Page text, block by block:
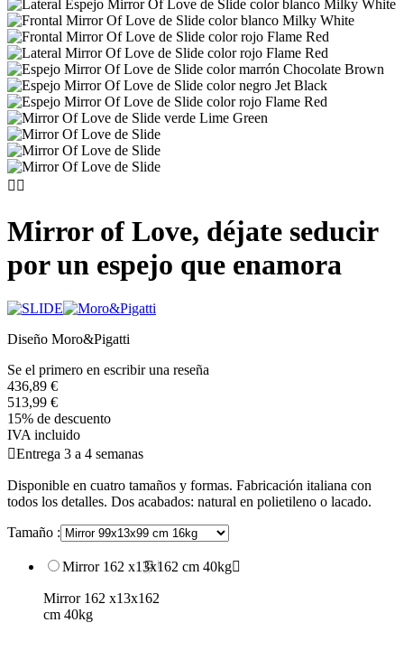
 
Mirror of Love, déjate seducir
por un espejo que enamora
Diseño Moro&Pigatti
Se el primero en escribir una reseña
436,89 €
513,99 €
15% de descuento
IVA incluido
Entrega 3 a 4 semanas
Disponible en cuatro tamaños y formas. Fabricación italiana con
todos los detalles. Dos acabados: natural en polietileno o lacado.
Tamaño :
Mirror 162 x13x162 cm 40kg
Mirror 162 x13x162
cm 40kg